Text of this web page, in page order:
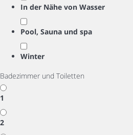
In der Nähe von Wasser
Pool, Sauna und spa
Winter
Badezimmer und Toiletten
1
2